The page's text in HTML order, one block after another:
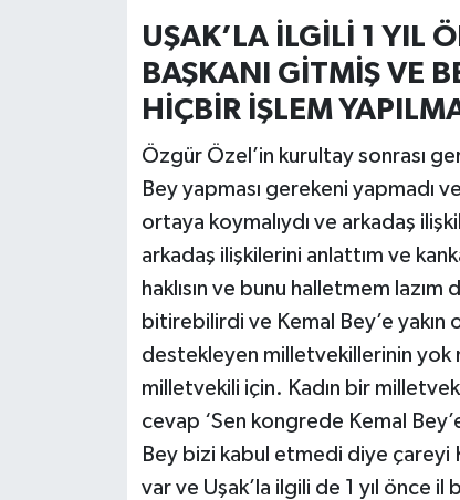
UŞAK’LA İLGİLİ 1 YIL
BAŞKANI GİTMİŞ VE
HİÇBİR İŞLEM
Özgür Özel’in kurultay sonrası
Bey yapması gerekeni yapmadı
ortaya koymalıydı ve arkadaş
arkadaş ilişkilerini anlattım ve
haklısın ve bunu halletmem
bitirebilirdi ve Kemal Bey’e yakın
destekleyen milletvekillerinin
milletvekili için. Kadın bir
cevap ‘Sen kongrede Kemal
Bey bizi kabul etmedi diye çareyi
var ve Uşak’la ilgili de 1 yıl önce il